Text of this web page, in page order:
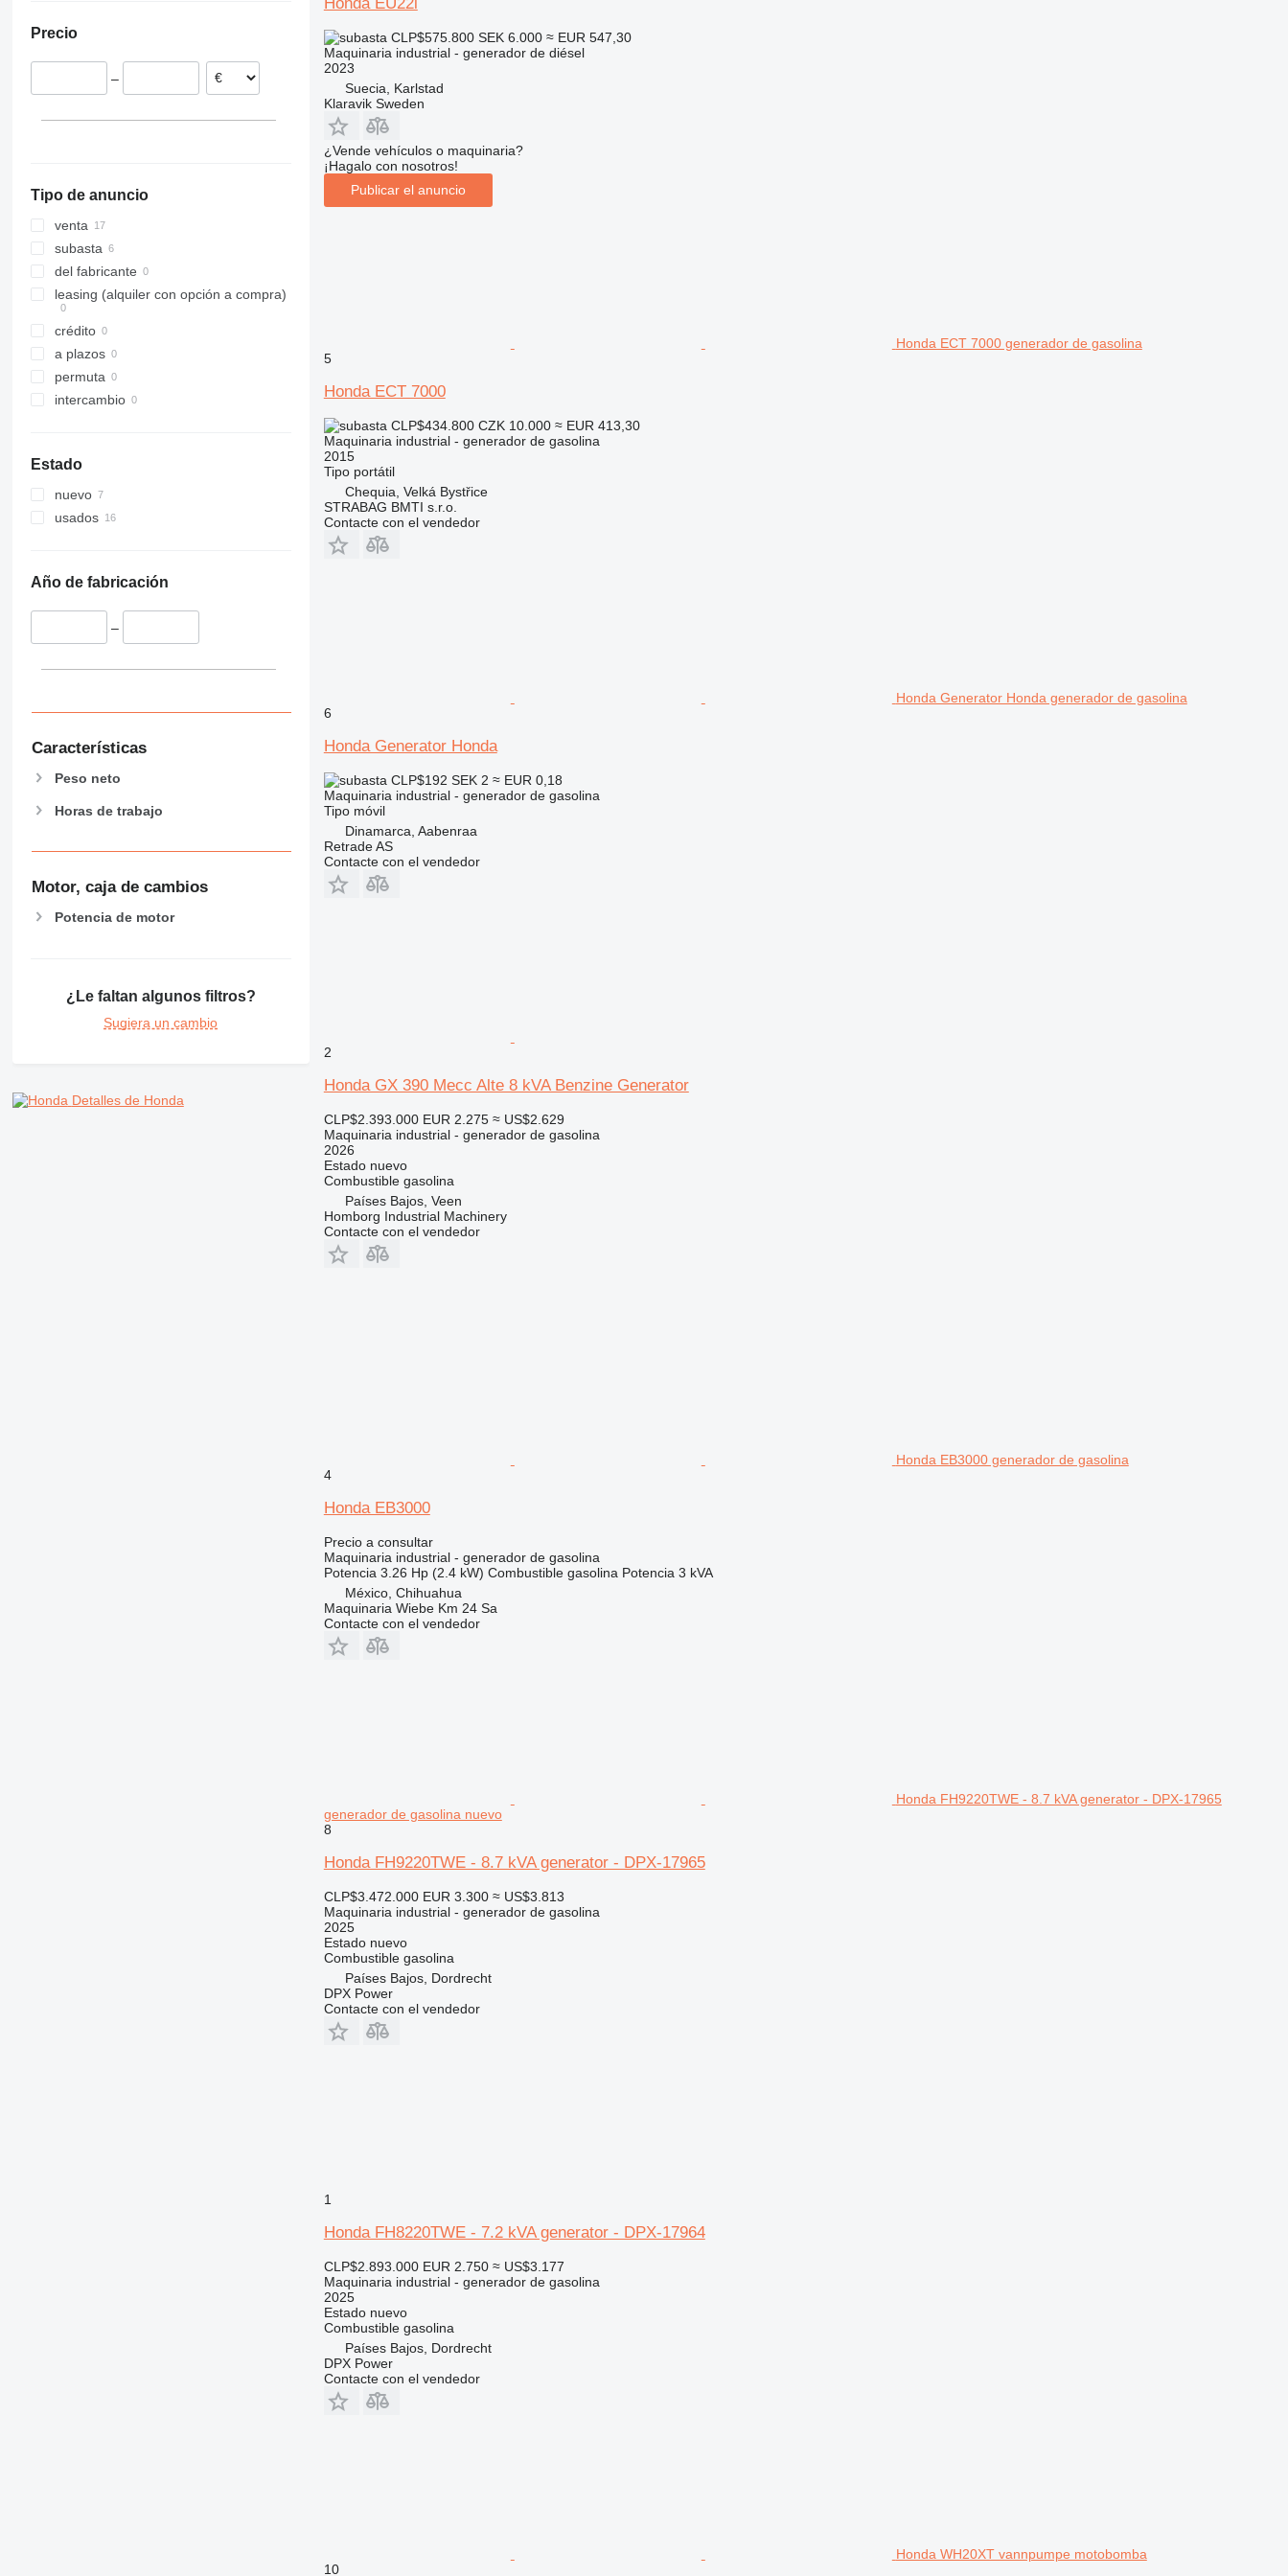
Chequia
Noruega
Precio
–
Tipo de anuncio
venta
subasta
del fabricante
leasing (alquiler con opción a compra)
crédito
a plazos
permuta
intercambio
Estado
nuevo
usados
Año de fabricación
–
Características
Peso neto
Horas de trabajo
Motor, caja de cambios
Potencia de motor
¿Le faltan algunos filtros?
Sugiera un cambio
Detalles de Honda
CLP$575.800 SEK 6.000 ≈ EUR 547,30
Maquinaria industrial - generador de diésel
2023
Suecia, Karlstad
Klaravik Sweden
¿Vende vehículos o maquinaria?
¡Hagalo con nosotros!
Publicar el anuncio
Honda ECT 7000 generador de gasolina
5
Honda ECT 7000
CLP$434.800 CZK 10.000 ≈ EUR 413,30
Maquinaria industrial - generador de gasolina
2015
Tipo portátil
Chequia, Velká Bystřice
STRABAG BMTI s.r.o.
Contacte con el vendedor
Honda Generator Honda generador de gasolina
6
Honda Generator Honda
CLP$192 SEK 2 ≈ EUR 0,18
Maquinaria industrial - generador de gasolina
Tipo móvil
Dinamarca, Aabenraa
Retrade AS
Contacte con el vendedor
2
Honda GX 390 Mecc Alte 8 kVA Benzine Generator
CLP$2.393.000 EUR 2.275 ≈ US$2.629
Maquinaria industrial - generador de gasolina
2026
Estadonuevo
Combustible gasolina
Países Bajos, Veen
Homborg Industrial Machinery
Contacte con el vendedor
Honda EB3000 generador de gasolina
4
Honda EB3000
Precio a consultar
Maquinaria industrial - generador de gasolina
Potencia 3.26 Hp (2.4 kW) Combustible gasolina Potencia 3 kVA
México, Chihuahua
Maquinaria Wiebe Km 24 Sa
Contacte con el vendedor
Honda FH9220TWE - 8.7 kVA generator - DPX-17965
generador de gasolina nuevo
8
Honda FH9220TWE - 8.7 kVA generator - DPX-17965
CLP$3.472.000 EUR 3.300 ≈ US$3.813
Maquinaria industrial - generador de gasolina
2025
Estadonuevo
Combustible gasolina
Países Bajos, Dordrecht
DPX Power
Contacte con el vendedor
1
Honda FH8220TWE - 7.2 kVA generator - DPX-17964
CLP$2.893.000 EUR 2.750 ≈ US$3.177
Maquinaria industrial - generador de gasolina
2025
Estadonuevo
Combustible gasolina
Países Bajos, Dordrecht
DPX Power
Contacte con el vendedor
Honda WH20XT vannpumpe motobomba
10